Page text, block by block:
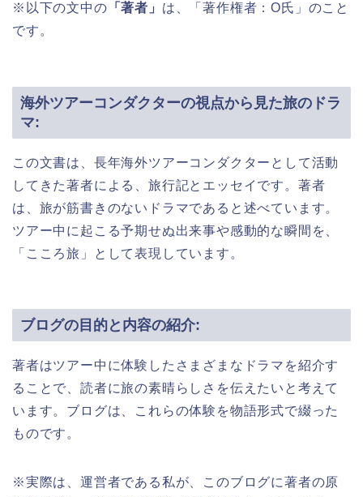
※以下の文中の 「著者」 は、「著作権者：O氏」のこと
です。
海外ツアーコンダクターの視点から見た旅のドラ
マ:
この文書は、長年海外ツアーコンダクターとして活動
してきた著者による、旅行記とエッセイです。著者
は、旅が筋書きのないドラマであると述べています。
ツアー中に起こる予期せぬ出来事や感動的な瞬間を、
「こころ旅」として表現しています。
ブログの目的と内容の紹介:
著者はツアー中に体験したさまざまなドラマを紹介す
ることで、読者に旅の素晴らしさを伝えたいと考えて
います。ブログは、これらの体験を物語形式で綴った
ものです。
※実際は、運営者である私が、このブログに著者の原